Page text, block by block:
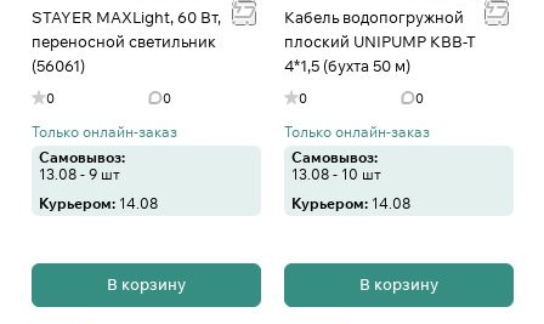
STAYER MAXLight, 60 Вт,
переносной светильник
(56061)
0 0
Только онлайн-заказ
Самовывоз:
13.08 - 9 шт
Курьером: 14.08
В корзину
Кабель водопогружной
плоский UNIPUMP КВВ-Т
4*1,5 (бухта 50 м)
0 0
Только онлайн-заказ
Самовывоз:
13.08 - 10 шт
Курьером: 14.08
В корзину